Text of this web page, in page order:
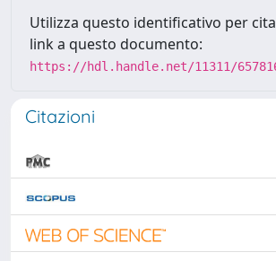
Utilizza questo identificativo per
link a questo documento:
https://hdl.handle.net/11311/
Citazioni